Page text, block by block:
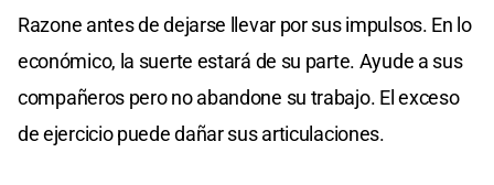
Razone antes de dejarse llevar por sus impulsos. En lo
económico, la suerte estará de su parte. Ayude a sus
compañeros pero no abandone su trabajo. El exceso
de ejercicio puede dañar sus articulaciones.